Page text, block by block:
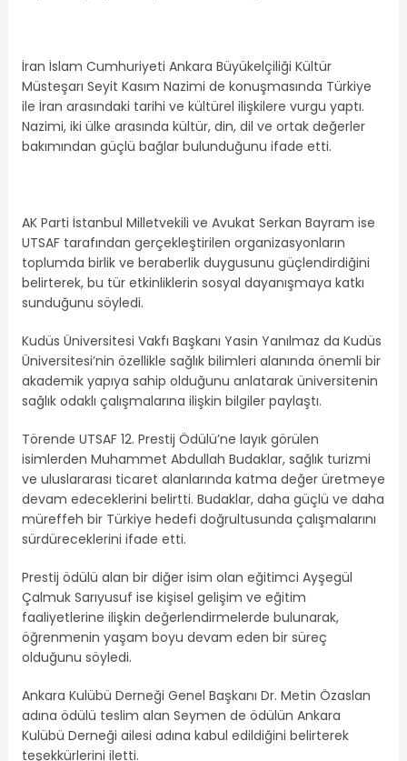
İran İslam Cumhuriyeti Ankara Büyükelçiliği Kültür
Müsteşarı Seyit Kasım Nazimi de konuşmasında Türkiye
ile İran arasındaki tarihi ve kültürel ilişkilere vurgu yaptı.
Nazimi, iki ülke arasında kültür, din, dil ve ortak değerler
bakımından güçlü bağlar bulunduğunu ifade etti.
AK Parti İstanbul Milletvekili ve Avukat Serkan Bayram ise
UTSAF tarafından gerçekleştirilen organizasyonların
toplumda birlik ve beraberlik duygusunu güçlendirdiğini
belirterek, bu tür etkinliklerin sosyal dayanışmaya katkı
sunduğunu söyledi.
Kudüs Üniversitesi Vakfı Başkanı Yasin Yanılmaz da Kudüs
Üniversitesi’nin özellikle sağlık bilimleri alanında önemli bir
akademik yapıya sahip olduğunu anlatarak üniversitenin
sağlık odaklı çalışmalarına ilişkin bilgiler paylaştı.
Törende UTSAF 12. Prestij Ödülü’ne layık görülen
isimlerden Muhammet Abdullah Budaklar, sağlık turizmi
ve uluslararası ticaret alanlarında katma değer üretmeye
devam edeceklerini belirtti. Budaklar, daha güçlü ve daha
müreffeh bir Türkiye hedefi doğrultusunda çalışmalarını
sürdüreceklerini ifade etti.
Prestij ödülü alan bir diğer isim olan eğitimci Ayşegül
Çalmuk Sarıyusuf ise kişisel gelişim ve eğitim
faaliyetlerine ilişkin değerlendirmelerde bulunarak,
öğrenmenin yaşam boyu devam eden bir süreç
olduğunu söyledi.
Ankara Kulübü Derneği Genel Başkanı Dr. Metin Özaslan
adına ödülü teslim alan Seymen de ödülün Ankara
Kulübü Derneği ailesi adına kabul edildiğini belirterek
teşekkürlerini iletti.